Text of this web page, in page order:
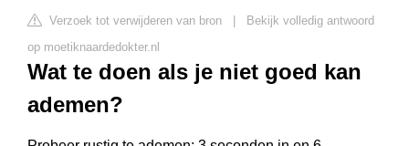
Verzoek tot verwijderen van bron
Bekijk volledig antwoord
op moetiknaardedokter.nl
Wat te doen als je niet goed kan
ademen?